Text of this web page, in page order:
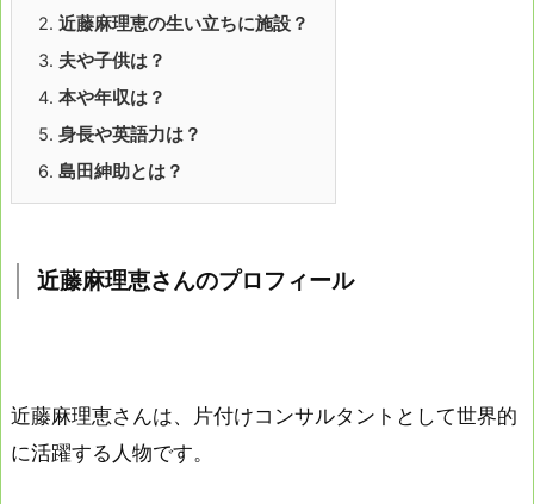
2. 近藤麻理恵の生い立ちに施設？
3. 夫や子供は？
4. 本や年収は？
5. 身長や英語力は？
6. 島田紳助とは？
近藤麻理恵さんのプロフィール
近藤麻理恵さんは、片付けコンサルタントとして世界的
に活躍する人物です。